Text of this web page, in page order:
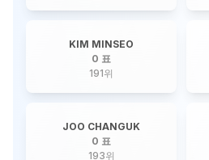
KIM MINSEO
0 표
191위
JOO CHANGUK
0 표
193위